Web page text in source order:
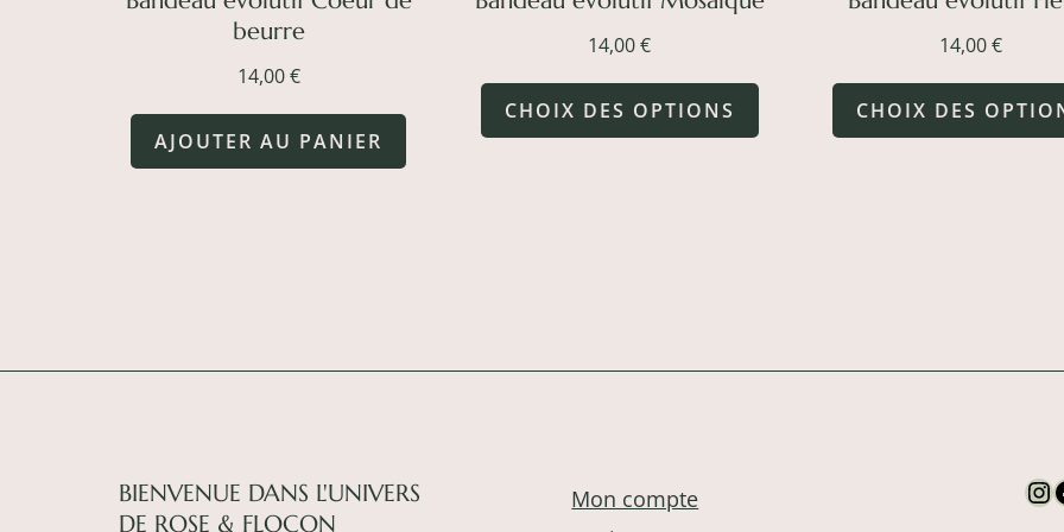
beurre
14,00€
AJOUTER AU PANIER
14,00€
CHOIX DES OPTIONS
produit
14,00€
CHOIX DES
BIENVENUE DANS L'UNIVERS
DE ROSE & FLOCON
Mon compte